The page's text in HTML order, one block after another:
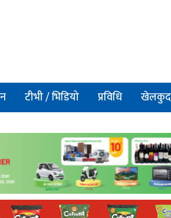
टीभी / भिडियो प्रविधि खेलकुद